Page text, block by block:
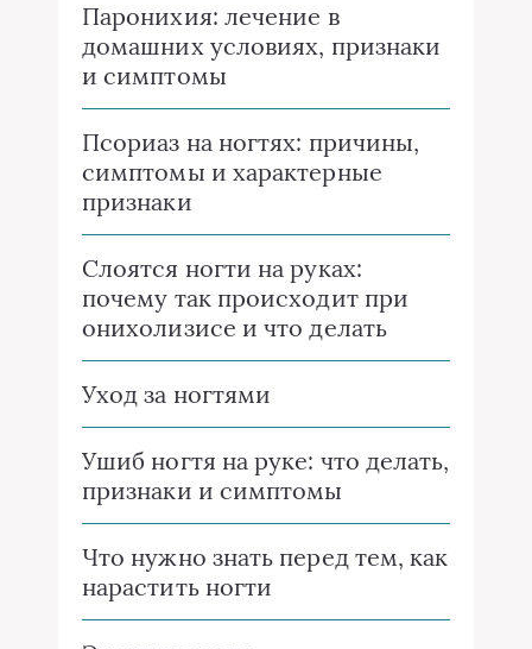
Паронихия: лечение в
домашних условиях, признаки
и симптомы
Псориаз на ногтях: причины,
симптомы и характерные
признаки
Слоятся ногти на руках:
почему так происходит при
онихолизисе и что делать
Уход за ногтями
Ушиб ногтя на руке: что делать,
признаки и симптомы
Что нужно знать перед тем, как
нарастить ногти